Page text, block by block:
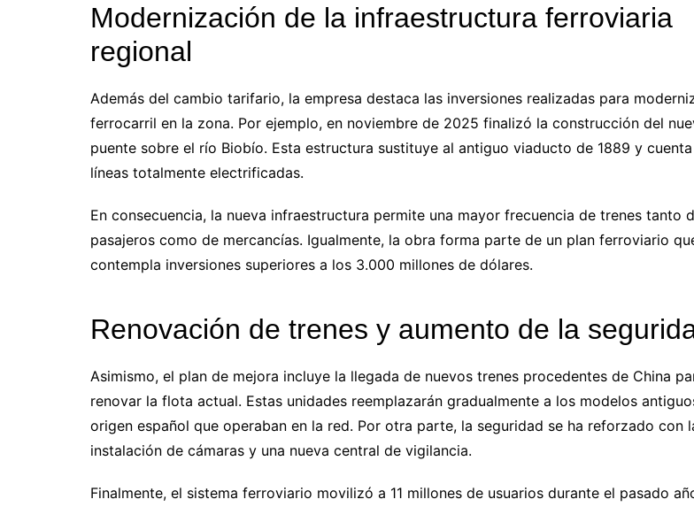
Modernización de la infraestructura ferroviaria
regional
Además del cambio tarifario, la empresa destaca las inversiones realizadas para
ferrocarril en la zona. Por ejemplo, en noviembre de 2025 finalizó la construcción del
puente sobre el río Biobío. Esta estructura sustituye al antiguo viaducto de 1889 y
líneas totalmente electrificadas.
En consecuencia, la nueva infraestructura permite una mayor frecuencia de trenes tanto
pasajeros como de mercancías. Igualmente, la obra forma parte de un plan ferroviario
contempla inversiones superiores a los 3.000 millones de dólares.
Renovación de trenes y aumento de la
Asimismo, el plan de mejora incluye la llegada de nuevos trenes procedentes de China
renovar la flota actual. Estas unidades reemplazarán gradualmente a los modelos
origen español que operaban en la red. Por otra parte, la seguridad se ha reforzado con
instalación de cámaras y una nueva central de vigilancia.
Finalmente, el sistema ferroviario movilizó a 11 millones de usuarios durante el pasado